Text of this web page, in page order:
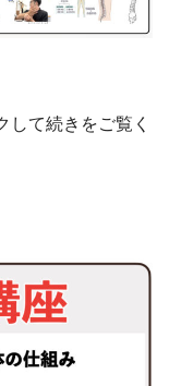
して続きをご覧く